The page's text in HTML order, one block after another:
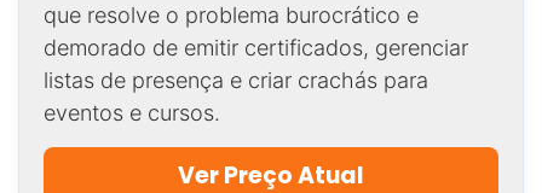
que resolve o problema burocrático e
demorado de emitir certificados, gerenciar
listas de presença e criar crachás para
eventos e cursos.
Ver Preço Atual